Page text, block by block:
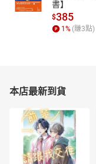
總策畫∕中文撰寫：田
田哲益，1955年生，
住民文化研究著名學
研究著作入選獎、台灣
育會研究著作佳作獎
良圖書、中國時報全
獎新詩組第一名首獎
獎、聯合報2003年最
書】
$385
1 % (賺3點)
本店最新到貨